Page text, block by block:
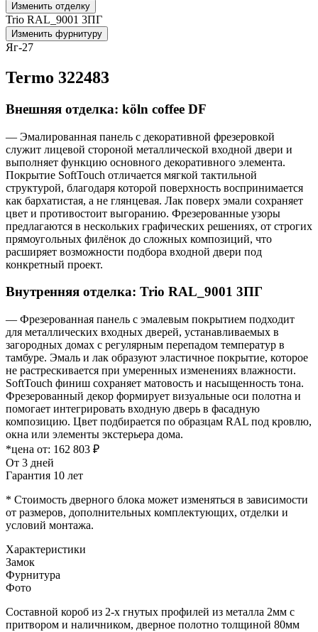
Изменить отделку
Trio RAL_9001 3ПГ
Изменить фурнитуру
Яг-27
Termo 322483
Внешняя отделка: köln coffee DF
— Эмалированная панель с декоративной фрезеровкой
служит лицевой стороной металлической входной двери и
выполняет функцию основного декоративного элемента.
Покрытие SoftTouch отличается мягкой тактильной
структурой, благодаря которой поверхность воспринимается
как бархатистая, а не глянцевая. Лак поверх эмали сохраняет
цвет и противостоит выгоранию. Фрезерованные узоры
предлагаются в нескольких графических решениях, от строгих
прямоугольных филёнок до сложных композиций, что
расширяет возможности подбора входной двери под
конкретный проект.
Внутренняя отделка: Trio RAL_9001 3ПГ
— Фрезерованная панель с эмалевым покрытием подходит
для металлических входных дверей, устанавливаемых в
загородных домах с регулярным перепадом температур в
тамбуре. Эмаль и лак образуют эластичное покрытие, которое
не растрескивается при умеренных изменениях влажности.
SoftTouch финиш сохраняет матовость и насыщенность тона.
Фрезерованный декор формирует визуальные оси полотна и
помогает интегрировать входную дверь в фасадную
композицию. Цвет подбирается по образцам RAL под кровлю,
окна или элементы экстерьера дома.
*цена от: 162 803 ₽
От 3 дней
Гарантия 10 лет
* Стоимость дверного блока может изменяться в зависимости
от размеров, дополнительных комплектующих, отделки и
условий монтажа.
Характеристики
Замок
Фурнитура
Фото
Составной короб из 2-х гнутых профилей из металла 2мм с
притвором и наличником, дверное полотно толщиной 80мм